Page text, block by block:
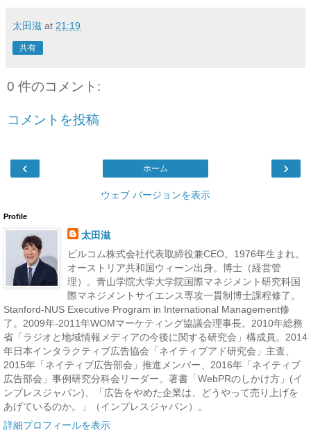
太田滋 at 21:19
共有
0 件のコメント:
コメントを投稿
‹ ›
ホーム
ウェブ バージョンを表示
Profile
太田滋
ビルコム株式会社代表取締役兼CEO。1976年生まれ。
オーストリア共和国ウィーン出身。博士（経営管
理）。青山学院大学大学院国際マネジメント研究科国
際マネジメントサイエンス専攻一貫制博士課程修了。
Stanford-NUS Executive Program in International Management修
了。2009年-2011年WOMマーケティング協議会理事長。2010年総務
省「ラジオと地域情報メディアの今後に関する研究会」構成員。2014
年日本インタラクティブ広告協会「ネイティブアド研究会」主査、
2015年「ネイティブ広告部会」推進メンバー、2016年「ネイティブ
広告部会」事例研究分科会リーダー。著書「WebPRのしかけ方」(イ
ンプレスジャパン)、「広告をやめた企業は、どうやって売り上げを
あげているのか。」（インプレスジャパン）。
詳細プロフィールを表示